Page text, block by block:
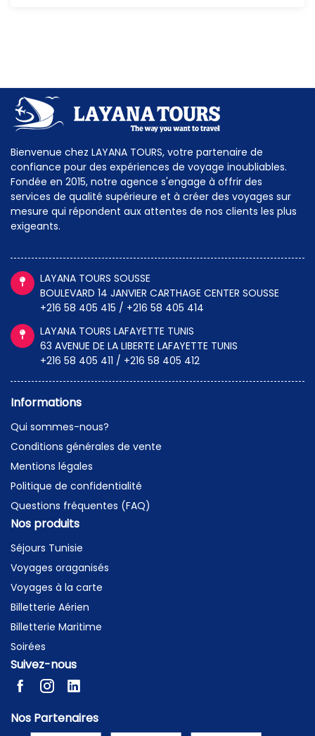
Bienvenue chez LAYANA TOURS, votre partenaire de
confiance pour des expériences de voyage inoubliables.
Fondée en 2015, notre agence s'engage à offrir des
services de qualité supérieure et à créer des voyages sur
mesure qui répondent aux attentes de nos clients les plus
exigeants.
LAYANA TOURS SOUSSE
BOULEVARD 14 JANVIER CARTHAGE CENTER SOUSSE
+216 58 405 415 / +216 58 405 414
LAYANA TOURS LAFAYETTE TUNIS
63 AVENUE DE LA LIBERTE LAFAYETTE TUNIS
+216 58 405 411 / +216 58 405 412
Informations
Qui sommes-nous?
Conditions générales de vente
Mentions légales
Politique de confidentialité
Questions fréquentes (FAQ)
Nos produits
Séjours Tunisie
Voyages oraganisés
Voyages à la carte
Billetterie Aérien
Billetterie Maritime
Soirées
Suivez-nous
Nos Partenaires